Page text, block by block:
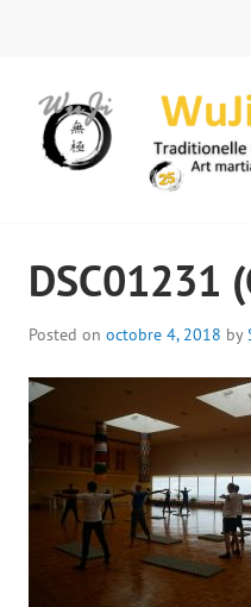
DSC01231
Posted on octobre 4, 2018 by